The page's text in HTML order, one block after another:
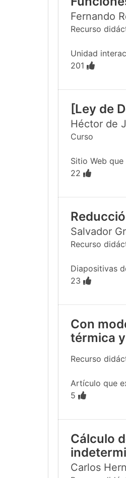
Fernando
Recurso
Unidad
201
[Ley de
Héctor de
Curso
Sitio Web
22
Salvador
Recurso
Diapositivas
23
Con
térmica
Recurso
Artículo que
5
Cálculo
Carlos